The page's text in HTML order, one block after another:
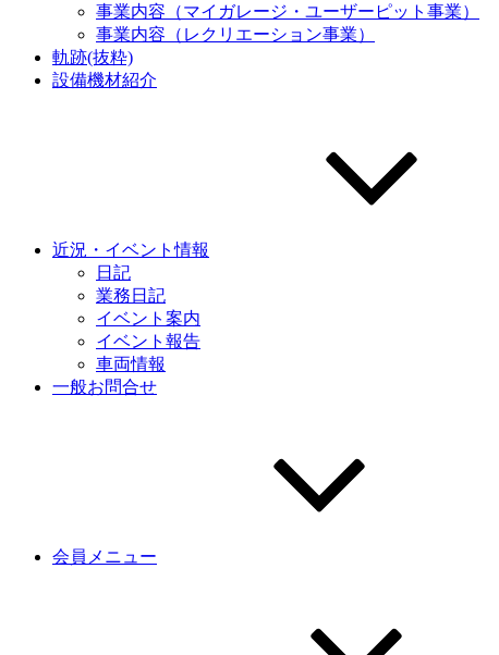
事業内容（マイガレージ・ユーザーピット事業）
事業内容（レクリエーション事業）
軌跡(抜粋)
設備機材紹介
近況・イベント情報
日記
業務日記
イベント案内
イベント報告
車両情報
一般お問合せ
会員メニュー